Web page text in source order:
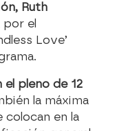
Ruth
por el
Love’
pleno de 12
la máxima
colocan en la